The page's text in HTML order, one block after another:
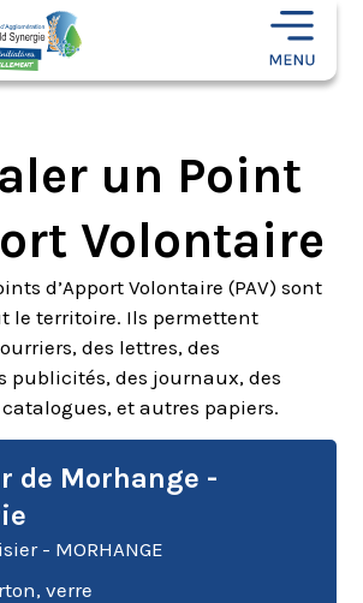
un Point
Volontaire
d’Apport Volontaire (PAV) sont
le territoire. Ils permettent
des lettres, des
publicités, des journaux, des
et autres papiers.
de Morhange -
- MORHANGE
verre